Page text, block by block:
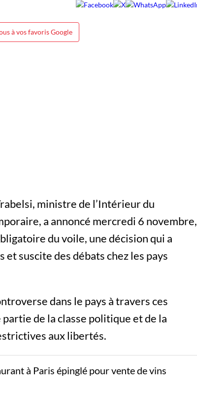
à vos favoris Google
ministre de l’Intérieur du
a annoncé mercredi 6 novembre,
du voile, une décision qui a
et suscite des débats chez les pays
dans le pays à travers ces
de la classe politique et de la
aux libertés.
à Paris épinglé pour vente de vins